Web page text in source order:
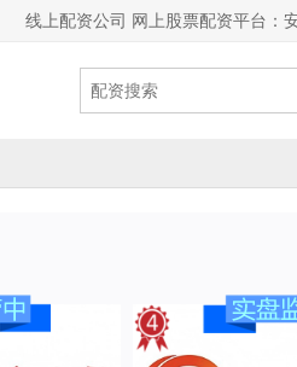
线上配资公司 网上股票配资平台：